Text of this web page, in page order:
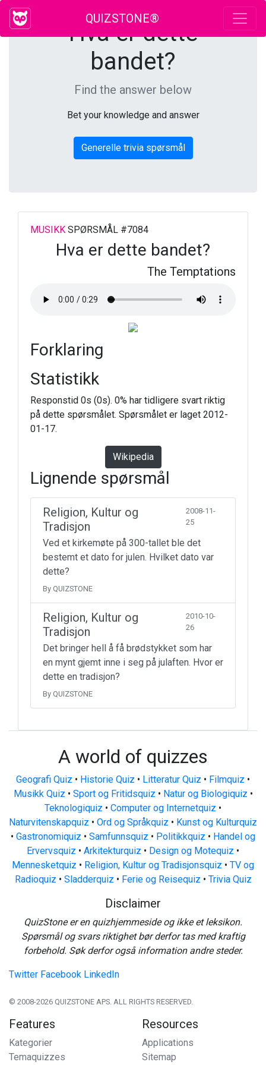
QUIZSTONE®
Hva er dette
bandet?
Find the answer below
Bet your knowledge and answer
Generelle trivia spørsmål
MUSIKK SPØRSMÅL #7084
Hva er dette bandet?
The Temptations
Forklaring
Statistikk
Responstid 0s (0s). 0% har tidligere svart riktig
på dette spørsmålet. Spørsmålet er laget 2012-
01-17.
Wikipedia
Lignende spørsmål
Religion, Kultur og
Tradisjon
2008-11-
25
Ved et kirkemøte på 300-tallet ble det
bestemt et dato for julen. Hvilket dato var
dette?
By QUIZSTONE
Religion, Kultur og
Tradisjon
2010-10-
26
Det bringer hell å få brødstykket som har
en mynt gjemt inne i seg på julaften. Hvor er
dette en tradisjon?
By QUIZSTONE
A world of quizzes
Geografi Quiz • Historie Quiz • Litteratur Quiz • Filmquiz •
Musikk Quiz • Sport og Fritidsquiz • Natur og Biologiquiz •
Teknologiquiz • Computer og Internetquiz •
Naturvitenskapquiz • Ord og Språkquiz • Kunst og Kulturquiz
• Gastronomiquiz • Samfunnsquiz • Politikkquiz • Handel og
Ervervsquiz • Arkitekturquiz • Design og Motequiz •
Mennesketquiz • Religion, Kultur og Tradisjonsquiz • TV og
Radioquiz • Sladderquiz • Ferie og Reisequiz • Trivia Quiz
Disclaimer
QuizStone er en quizhjemmeside og ikke et leksikon.
Spørsmål og svars riktighet bør derfor tas med kraftig
forbehold. Søk derfor også information andre steder.
Twitter Facebook LinkedIn
© 2008-2026 QUIZSTONE APS. ALL RIGHTS RESERVED.
Features
Kategorier
Temaquizzes
Resources
Applications
Sitemap